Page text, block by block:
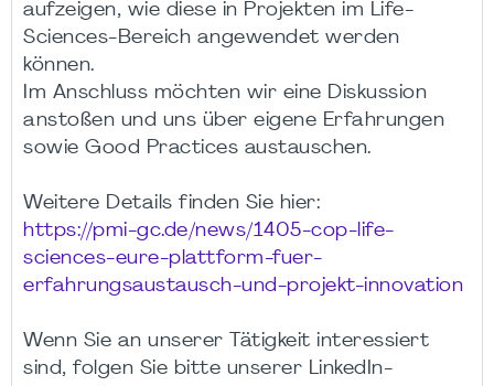
aufzeigen, wie diese in Projekten im Life-
Sciences-Bereich angewendet werden
können.
Im Anschluss möchten wir eine Diskussion
anstoßen und uns über eigene Erfahrungen
sowie Good Practices austauschen.
Weitere Details finden Sie hier:
https://pmi-gc.de/news/1405-cop-life-
sciences-eure-plattform-fuer-
erfahrungsaustausch-und-projekt-innovation
Wenn Sie an unserer Tätigkeit interessiert
sind, folgen Sie bitte unserer LinkedIn-